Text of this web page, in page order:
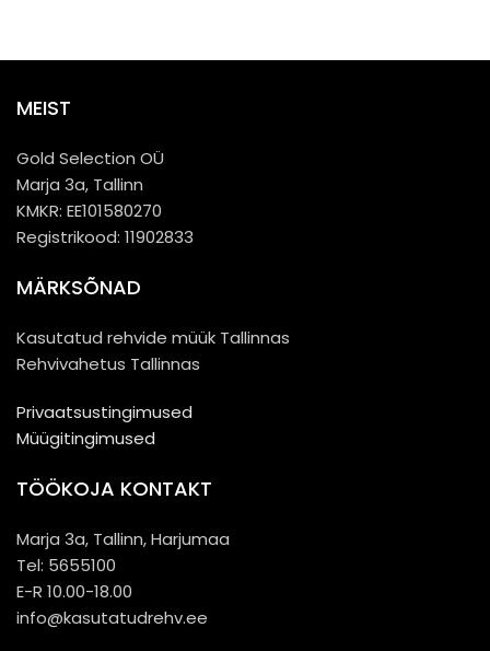
MEIST
Gold Selection OÜ
Marja 3a, Tallinn
KMKR: EE101580270
Registrikood: 11902833
MÄRKSÕNAD
Kasutatud rehvide müük Tallinnas
Rehvivahetus Tallinnas
Privaatsustingimused
Müügitingimused
TÖÖKOJA KONTAKT
Marja 3a, Tallinn, Harjumaa
Tel: 5655100
E-R 10.00-18.00
info@kasutatudrehv.ee